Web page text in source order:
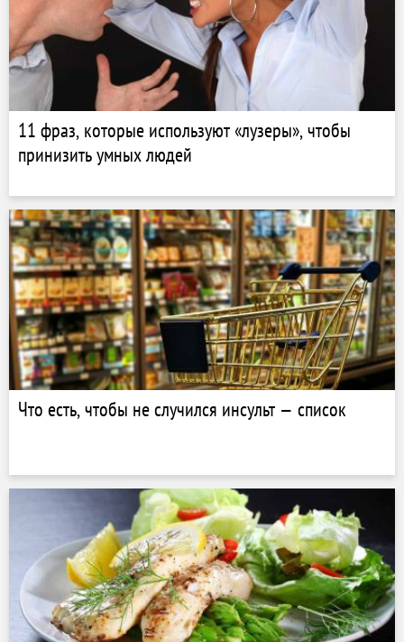
11 фраз, которые используют «лузеры», чтобы
принизить умных людей
Что есть, чтобы не случился инсульт — список